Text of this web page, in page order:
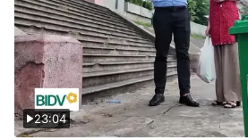
23:04